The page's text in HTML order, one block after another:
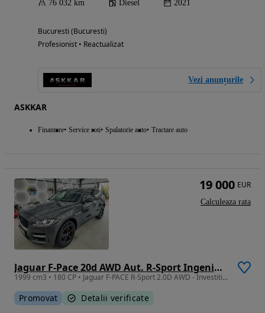
76 032 km Diesel 2021
Bucuresti (Bucuresti)
Profesionist • Reactualizat
Vezi anunțurile
ASKKAR
Finantare Service roti Spalatorie auto Tractare auto
Jaguar F-Pace 20d AWD Aut. R-Sport Ingenium Edition
1999 cm3 • 180 CP • Jaguar F-PACE R-Sport 2.0D AWD - Investitii>10k EUR
Promovat Detalii verificate
19 000 EUR
Calculeaza rata